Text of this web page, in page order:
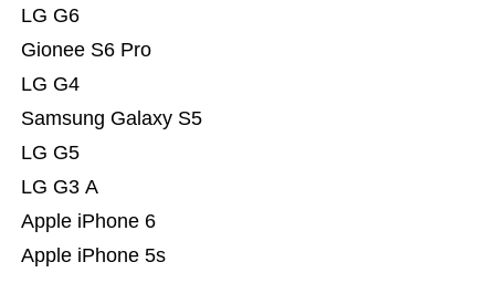
Apple iPhone 5s
Apple iPhone 6
LG G3 A
LG G5
Samsung Galaxy S5
LG G4
Gionee S6 Pro
LG G6